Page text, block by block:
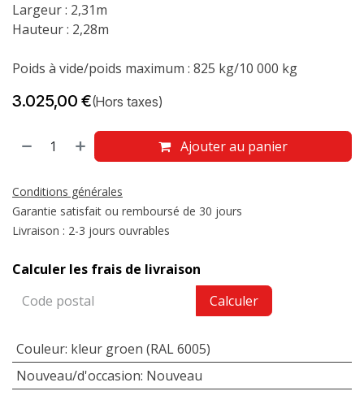
Largeur : 2,31m
Hauteur : 2,28m
Poids à vide/poids maximum : 825 kg/10 000 kg
3.025,00 €(Hors taxes)
Ajouter au panier
Conditions générales
Garantie satisfait ou remboursé de 30 jours
Livraison : 2-3 jours ouvrables
Calculer les frais de livraison
Calculer
Couleur: kleur groen (RAL 6005)
Nouveau/d'occasion: Nouveau